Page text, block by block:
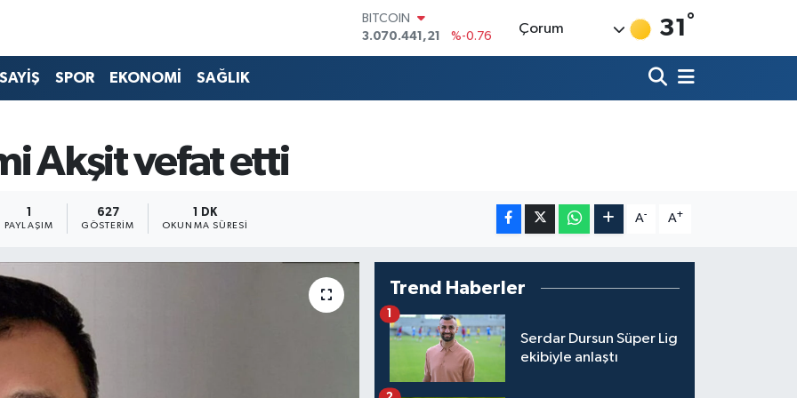
BITCOIN
3.070.441,21
%-0.76
DOLAR
Çorum 31 °
SPOR EKONOMİ SAĞLIK
Akşit vefat etti
1
PAYLAŞIM
627
GÖSTERIM
1 DK
OKUNMA SÜRESI
A- A+
Trend Haberler
Serdar Dursun Süper Lig
ekibiyle anlaştı
1